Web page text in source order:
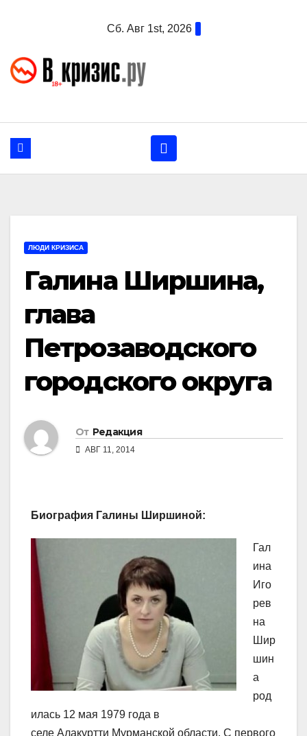
Сб. Авг 1st, 2026
ЛЮДИ КРИЗИСА
Галина Ширшина,
глава
Петрозаводского
городского округа
От Редакция
АВГ 11, 2014
Биография Галины Ширшиной:
Гал
ина
Иго
рев
на
Шир
шин
а
род
илась 12 мая 1979 года в
селе Алакуртти Мурманской области. С первого